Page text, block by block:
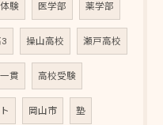
験 医学部 薬学部
操山高校 瀬戸高校
貫 高校受験
岡山市 塾